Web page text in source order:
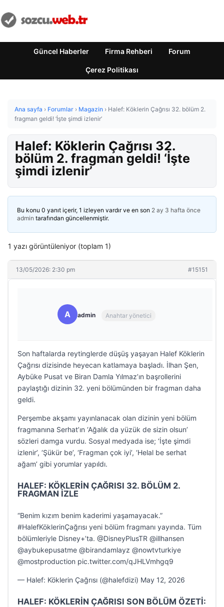
Güncel Haberler Firma Rehberi Forum
Çerez Politikası
Ana sayfa › Forumlar › Magazin › Halef: Köklerin Çağrısı 32. bölüm 2.
fragman geldi! ‘İşte şimdi izlenir’
Halef: Köklerin Çağrısı 32.
bölüm 2. fragman geldi! ‘İşte
şimdi izlenir’
Bu konu 0 yanıt içerir, 1 izleyen vardır ve en son 2 ay 3 hafta önce
admin tarafından güncellenmiştir.
1 yazı görüntüleniyor (toplam 1)
13/05/2026: 2:30 pm #15151
A admin Anahtar yönetici
Son haftalarda reytinglerde düşüş yaşayan Halef Köklerin
Çağrısı dizisinde heyecan katlamaya başladı. İlhan Şen,
Aybüke Pusat ve Biran Damla Yılmaz’ın başrollerini
paylaştığı dizinin 32. yeni bölümünden bir fragman daha
geldi.
Perşembe akşamı yayınlanacak olan dizinin yeni bölüm
fragmanına Serhat’ın ‘Ağalık da yüzük de sizin olsun’
sözleri damga vurdu. Sosyal medyada ise; ‘İşte şimdi
izlenir’, ‘Şükür be’, ‘Fragman çok iyi’, ‘Helal be serhat
ağam’ gibi yorumlar yapıldı.
HALEF: KÖKLERİN ÇAĞRISI 32. BÖLÜM 2.
FRAGMAN İZLE
“Benim kızım benim kaderimi yaşamayacak.”
#HalefKöklerinÇağrısı yeni bölüm fragmanı yayında. Tüm
bölümleriyle Disney+’ta. @DisneyPlusTR @illhansen
@aybukepusatme @birandamlayz @nowtvturkiye
@mostproduction pic.twitter.com/qJHLVmhgq9
— Halef: Köklerin Çağrısı (@halefdizi) May 12, 2026
HALEF: KÖKLERİN ÇAĞRISI SON BÖLÜM ÖZETİ: